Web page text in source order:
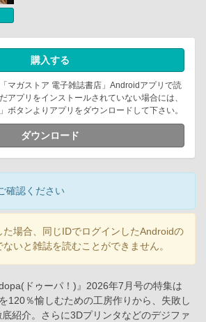
購入する
マガストア 電子雑誌書店」Androidアプリで読
アプリをインストールされていない場合には、
ボタンよりアプリをダウンロードして下さい。
ダウンロード
確認ください
場合、同じIDでログインしたAndroidの
いと雑誌を読むことができません。
ドゥーパ！)』2026年7月号の特集は
120％愉しむための工房作りから、失敗し
紹介。さらに3Dプリンタなどのデジファ